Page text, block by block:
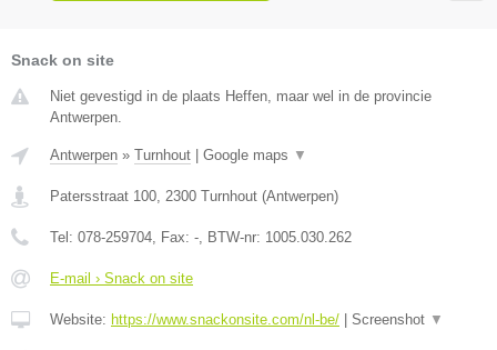
Snack on site
Niet gevestigd in de plaats Heffen, maar wel in de provincie
Antwerpen.
Antwerpen » Turnhout Google maps ▼
Patersstraat 100, 2300 Turnhout (Antwerpen)
Tel: 078-259704, Fax: -, BTW-nr: 1005.030.262
E-mail › Snack on site
Website: https://www.snackonsite.com/nl-be/ Screenshot ▼